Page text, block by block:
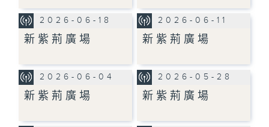
2026-06-18
新紫荊廣場
2026-06-11
新紫荊廣場
2026-06-04
新紫荊廣場
2026-05-28
新紫荊廣場